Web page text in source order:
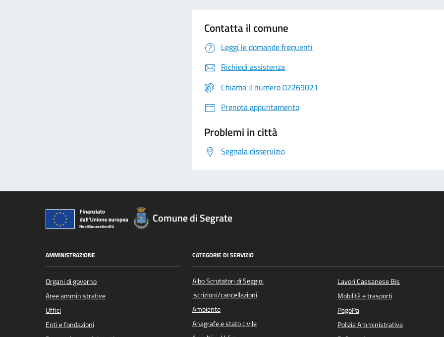
Contatta il comune
Leggi le domande frequenti
Richiedi assistenza
Chiama il numero 02269021
Prenota appuntamento
Problemi in città
Segnala disservizio
Comune di Segrate
AMMINISTRAZIONE
Organi di governo
Aree amministrative
Uffici
Enti e fondazioni
CATEGORIE DI SERVIZIO
Albo Scrutatori di Seggio:
iscrizioni/cancellazioni
Ambiente
Anagrafe e stato civile
Lavori Cassanese Bis
Mobilità e trasporti
PagoPa
Polizia Amministrativa